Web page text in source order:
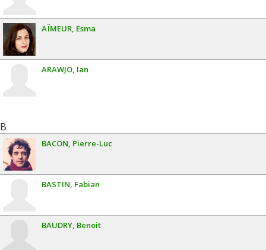
AÏMEUR Esma
ARAWJO Ian
B
BACON Pierre-Luc
BASTIN Fabian
BAUDRY Benoit